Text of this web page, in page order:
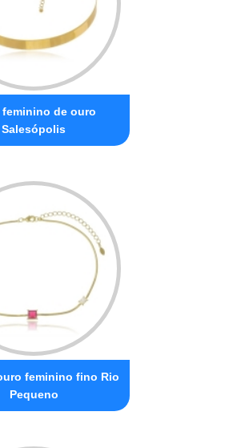
de ouro
Salesópolis
feminino fino Rio
Pequeno